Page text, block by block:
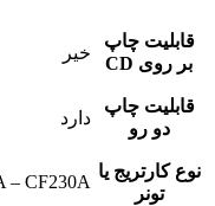
قابلیت چاپ
بر روی CD
خیر
قابلیت چاپ
دو رو
دارد
نوع کارتریج یا
تونر
– CF230A